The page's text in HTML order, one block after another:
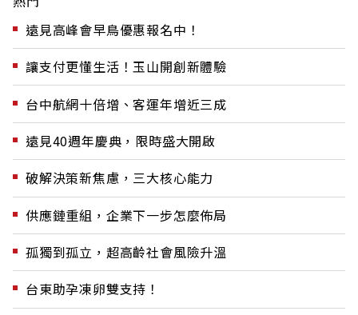
遠見高峰會早鳥優惠報名中！
讓支付更懂生活！玉山開創新體驗
台中航網十倍增、客運年增近三成
遠見40週年慶典，限時盛大開啟
破解決策新焦慮，三大核心能力
供應鏈重組，企業下一步怎麼佈局
孤獨到孤立，超高齡社會風險升溫
台東助孕凍卵雙支持！